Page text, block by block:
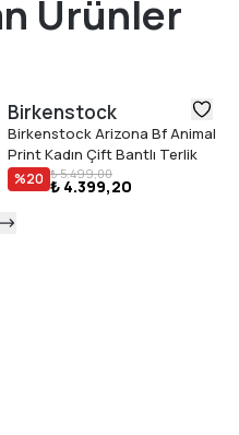
Ürünler
Birkenstock
Birkenstock Arizona Bf Animal
Print Kadın Çift Bantlı Terlik
%20 ₺ 5.499,00
₺ 4.399,20